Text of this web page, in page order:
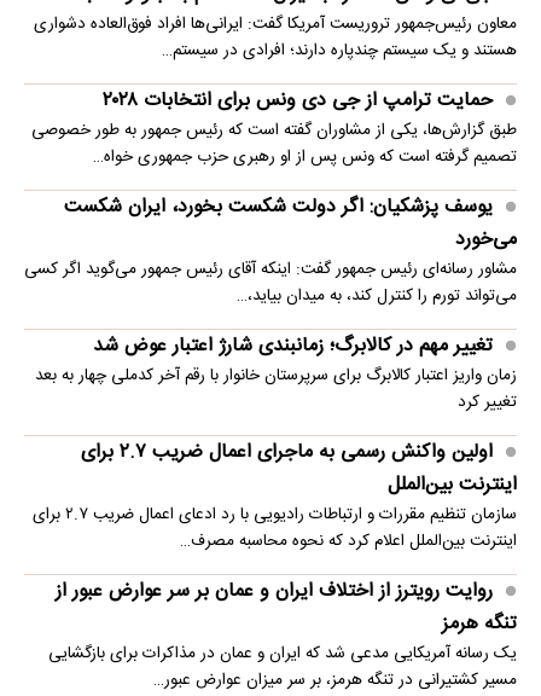
معاون رئیس‌جمهور تروریست آمریکا گفت: ایرانی‌ها افراد فوق‌العاده دشواری
هستند و یک سیستم چندپاره دارند؛ افرادی در سیستم…
حمایت ترامپ از جی دی ونس برای انتخابات ۲۰۲۸
طبق گزارش‌ها، یکی از مشاوران گفته است که رئیس جمهور به طور خصوصی
تصمیم گرفته است که ونس پس از او رهبری حزب جمهوری خواه…
یوسف پزشکیان: اگر دولت شکست بخورد، ایران شکست
می‌خورد
مشاور رسانه‌ای رئیس جمهور گفت: اینکه آقای رئیس جمهور می‌گوید اگر کسی
می‌تواند تورم را کنترل کند، به میدان بیاید،…
تغییر مهم در کالابرگ؛ زمانبندی‌ شارژ اعتبار عوض شد
زمان واریز اعتبار کالابرگ برای سرپرستان خانوار با رقم آخر کدملی چهار به بعد
تغییر کرد
اولین واکنش رسمی به ماجرای اعمال ضریب ۲.۷ برای
اینترنت بین‌الملل
سازمان تنظیم مقررات و ارتباطات رادیویی با رد ادعای اعمال ضریب ۲.۷ برای
اینترنت بین‌الملل اعلام کرد که نحوه محاسبه مصرف…
روایت رویترز از اختلاف ایران و عمان بر سر عوارض عبور از
تنگه هرمز
یک رسانه آمریکایی مدعی شد که ایران و عمان در مذاکرات برای بازگشایی
مسیر کشتیرانی در تنگه هرمز، بر سر میزان عوارض عبور…